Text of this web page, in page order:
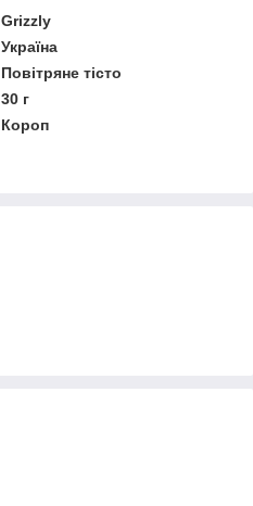
Grizzly
Україна
Повітряне тісто
30 г
Короп